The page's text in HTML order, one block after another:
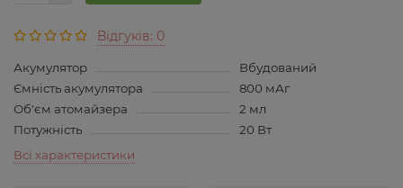
Відгуків: 0
Акумулятор
Вбудований
Ємність акумулятора
800 мАг
Об'єм атомайзера
2 мл
Потужність
20 Вт
Всі характеристики